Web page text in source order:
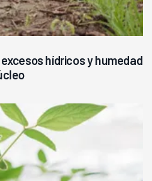
hídricos y humedad